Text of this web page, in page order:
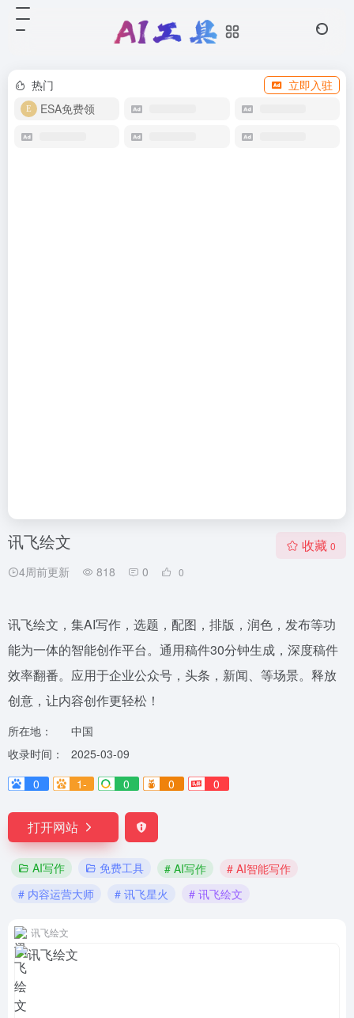
热门
立即入驻
ESA免费领
讯飞绘文
4周前更新 818 0 0
收藏 0
讯飞绘文，集AI写作，选题，配图，排版，润色，发布等功
能为一体的智能创作平台。通用稿件30分钟生成，深度稿件
效率翻番。应用于企业公众号，头条，新闻、等场景。释放
创意，让内容创作更轻松！
所在地：
中国
收录时间：
2025-03-09
0
1- 0 0 0
打开网站
AI写作 免费工具 # AI写作
# AI智能写作
# 内容运营大师
# 讯飞星火 # 讯飞绘文
讯飞绘文